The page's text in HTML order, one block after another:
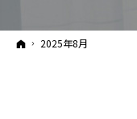
ホーム
2025年8月